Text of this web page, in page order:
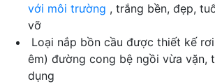
với môi trường , trắng bền, đẹp,
vỡ
Loại nắp bồn cầu được thiết kế
êm) đường cong bệ ngồi vừa vặn,
dụng